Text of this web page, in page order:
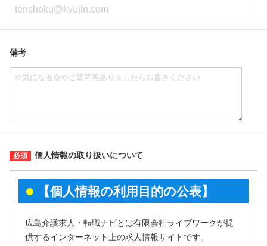
備考
個人情報の取り扱いについて
【個人情報の利用目的の公表】
広島介護求人・転職ナビとは有限会社ライブワークが提
供するインターネット上の求人情報サイトです。